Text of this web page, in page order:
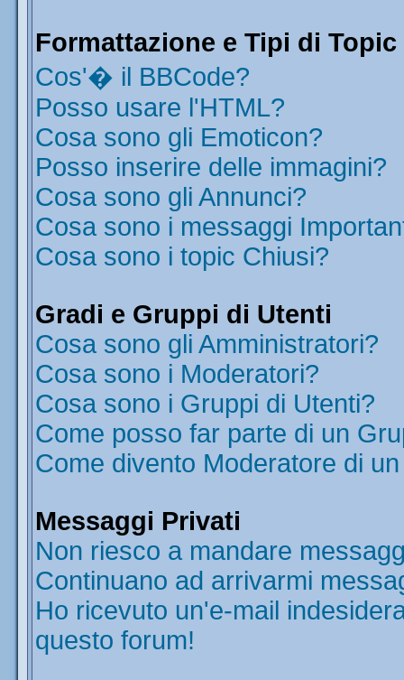
Formattazione e Tipi di Topic
Cos'� il BBCode?
Posso usare l'HTML?
Cosa sono gli Emoticon?
Posso inserire delle immagini?
Cosa sono gli Annunci?
Cosa sono i messaggi
Cosa sono i topic Chiusi?
Gradi e Gruppi di Utenti
Cosa sono gli Amministratori?
Cosa sono i Moderatori?
Cosa sono i Gruppi di Utenti?
Come posso far parte di un
Come divento Moderatore di
Messaggi Privati
Non riesco a mandare
Continuano ad arrivarmi
Ho ricevuto un'e-mail
questo forum!